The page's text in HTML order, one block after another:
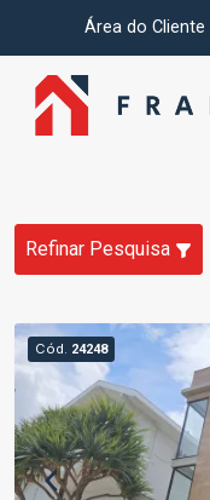
Área do Cliente
Refinar Pesquisa
Cód. 24248